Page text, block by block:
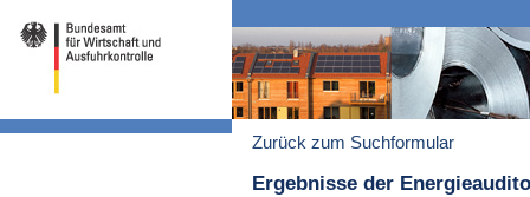
Zurück zum Suchformular
Ergebnisse der